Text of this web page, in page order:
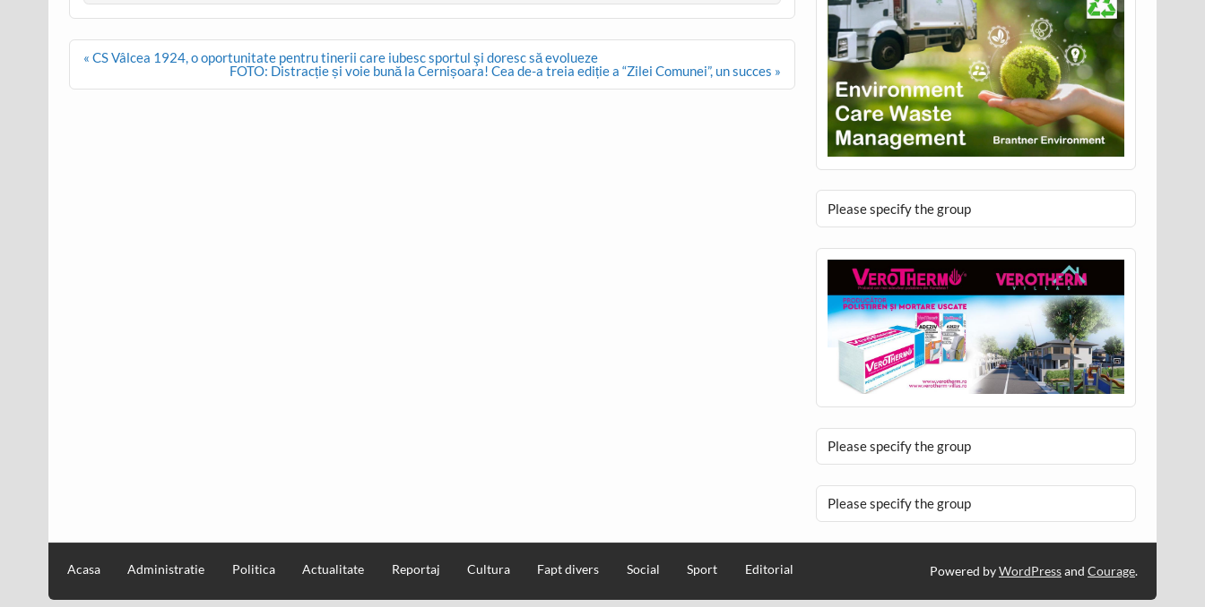
Post
« CS Vâlcea 1924, o oportunitate pentru tinerii care iubesc sportul şi doresc să evolueze
FOTO: Distracție și voie bună la Cernișoara! Cea de-a treia ediție a “Zilei Comunei”, un succes »
Please specify the group
Please specify the group
Please specify the group
Acasa Administratie Politica Actualitate Reportaj Cultura Fapt divers Social Sport Editorial Powered byWordPressand Courage.